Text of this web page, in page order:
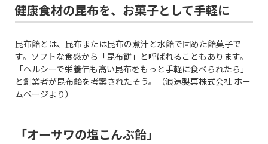
健康食材の昆布を、お菓子として手軽に
昆布飴とは、昆布または昆布の煮汁と水飴で固めた飴菓子で
す。ソフトな食感から「昆布餅」と呼ばれることもあります。
「ヘルシーで栄養価も高い昆布をもっと手軽に食べられたら」
と創業者が昆布飴を考案されたそう。（浪速製菓株式会社 ホー
ムページより）
「オーサワの塩こんぶ飴」